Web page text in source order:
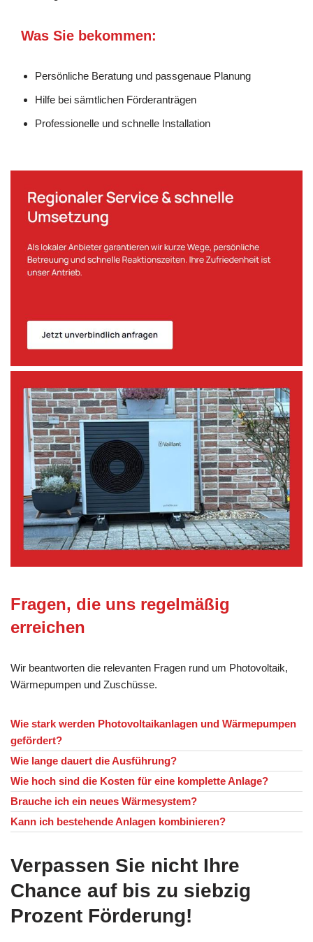
Was Sie bekommen:
Persönliche Beratung und passgenaue Planung
Hilfe bei sämtlichen Förderanträgen
Professionelle und schnelle Installation
Fragen, die uns regelmäßig
erreichen
Wir beantworten die relevanten Fragen rund um Photovoltaik,
Wärmepumpen und Zuschüsse.
Wie stark werden Photovoltaikanlagen und Wärmepumpen
gefördert?
Wie lange dauert die Ausführung?
Wie hoch sind die Kosten für eine komplette Anlage?
Brauche ich ein neues Wärmesystem?
Kann ich bestehende Anlagen kombinieren?
Verpassen Sie nicht Ihre
Chance auf bis zu siebzig
Prozent Förderung!